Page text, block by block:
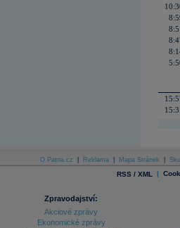
O Patria.cz Reklama Mapa Stránek
RSS / XML |
Zpravodajství:
Akciové zprávy
Ekonomické zprávy